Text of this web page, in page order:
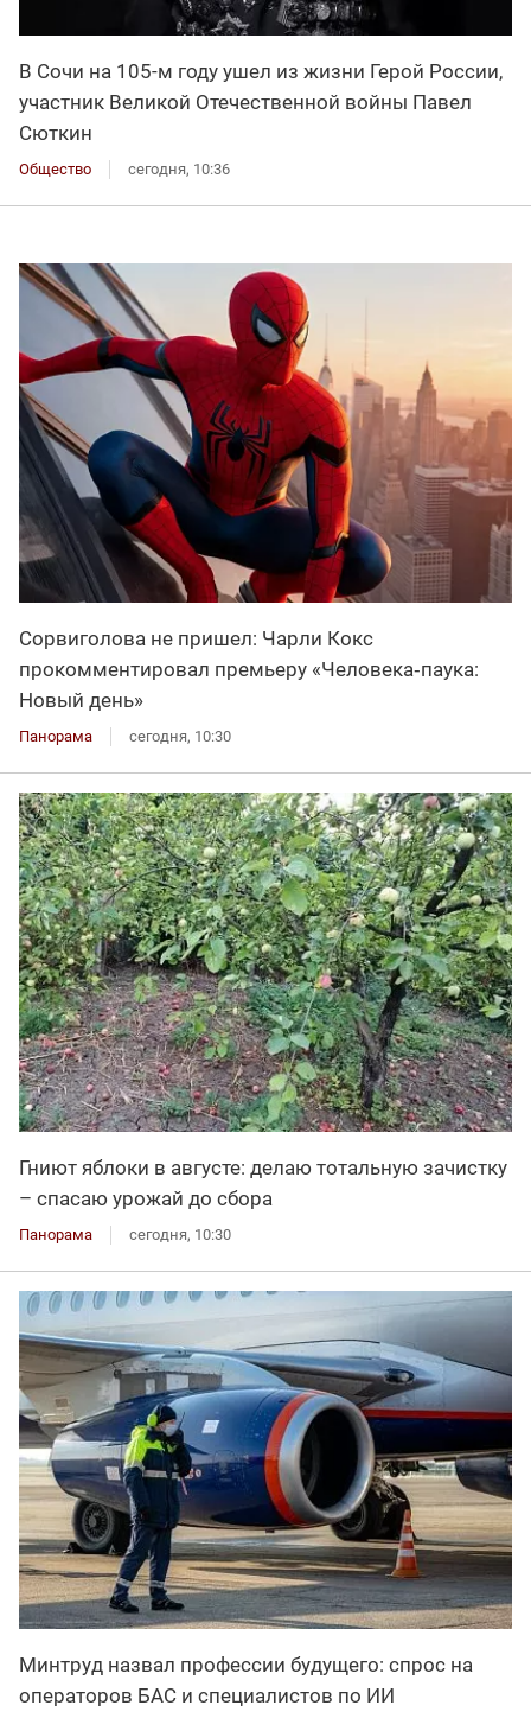
В Сочи на 105-м году ушел из жизни Герой России,
участник Великой Отечественной войны Павел
Сюткин
Общество сегодня, 10:36
Сорвиголова не пришел: Чарли Кокс
прокомментировал премьеру «Человека‑паука:
Новый день»
Панорама сегодня, 10:30
Гниют яблоки в августе: делаю тотальную зачистку
– спасаю урожай до сбора
Панорама сегодня, 10:30
Минтруд назвал профессии будущего: спрос на
операторов БАС и специалистов по ИИ